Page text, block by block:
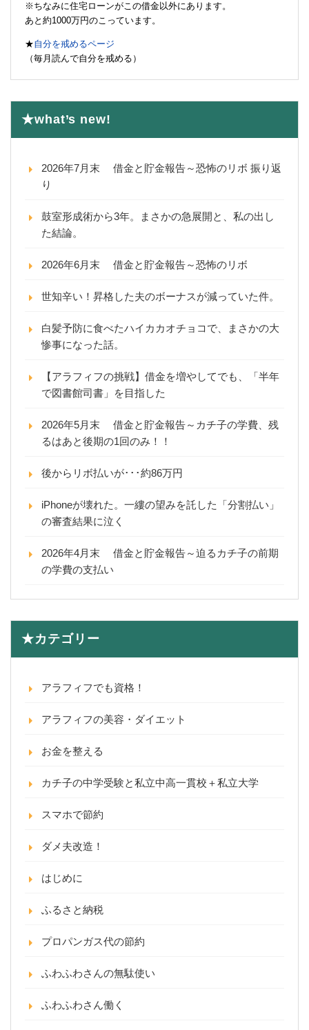
※ちなみに住宅ローンがこの借金以外にあります。
あと約1000万円のこっています。
★自分を戒めるページ
（毎月読んで自分を戒める）
★what’s new!
2026年7月末 借金と貯金報告～恐怖のリボ 振り返
り
鼓室形成術から3年。まさかの急展開と、私の出し
た結論。
2026年6月末 借金と貯金報告～恐怖のリボ
世知辛い！昇格した夫のボーナスが減っていた件。
白髪予防に食べたハイカカオチョコで、まさかの大
惨事になった話。
【アラフィフの挑戦】借金を増やしてでも、「半年
で図書館司書」を目指した
2026年5月末 借金と貯金報告～カチ子の学費、残
るはあと後期の1回のみ！！
後からリボ払いが･･･約86万円
iPhoneが壊れた。一縷の望みを託した「分割払い」
の審査結果に泣く
2026年4月末 借金と貯金報告～迫るカチ子の前期
の学費の支払い
★カテゴリー
アラフィフでも資格！
アラフィフの美容・ダイエット
お金を整える
カチ子の中学受験と私立中高一貫校＋私立大学
スマホで節約
ダメ夫改造！
はじめに
ふるさと納税
プロパンガス代の節約
ふわふわさんの無駄使い
ふわふわさん働く